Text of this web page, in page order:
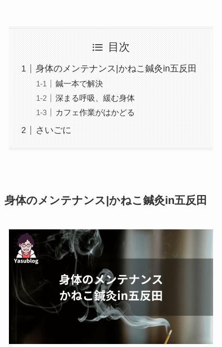
目次
身体のメンテナンス|かねこ鍼灸in五反田
鍼一本で解決
深まる呼吸、緩む身体
カフェ作業がはかどる
さいごに
身体のメンテナンス|かねこ鍼灸in五反田